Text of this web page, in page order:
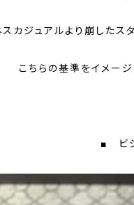
カジュアルより崩したス
こちらの基準をイメー
■ ビ